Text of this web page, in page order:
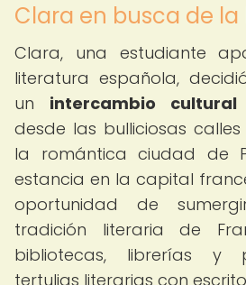
Clara en busca de
Clara, una estudiante
literatura española,
un intercambio cultural
desde las bulliciosas
la romántica ciudad de
estancia en la capital
oportunidad de
tradición literaria de
bibliotecas, librerías y
tertulias literarias con